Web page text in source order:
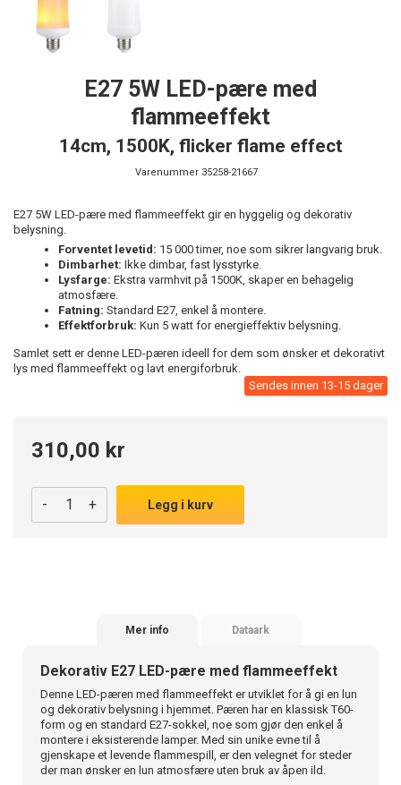
E27 5W LED-pære med
flammeeffekt
14cm, 1500K, flicker flame effect
Varenummer 35258-21667
E27 5W LED-pære med flammeeffekt gir en hyggelig og dekorativ
belysning.
Forventet levetid: 15 000 timer, noe som sikrer langvarig bruk.
Dimbarhet: Ikke dimbar, fast lysstyrke.
Lysfarge: Ekstra varmhvit på 1500K, skaper en behagelig
atmosfære.
Fatning: Standard E27, enkel å montere.
Effektforbruk: Kun 5 watt for energieffektiv belysning.
Samlet sett er denne LED-pæren ideell for dem som ønsker et dekorativt
lys med flammeeffekt og lavt energiforbruk.
Sendes innen 13-15 dager
310,00 kr
- + Legg i kurv
Mer info Dataark
Dekorativ E27 LED-pære med flammeeffekt
Denne LED-pæren med flammeeffekt er utviklet for å gi en lun
og dekorativ belysning i hjemmet. Pæren har en klassisk T60-
form og en standard E27-sokkel, noe som gjør den enkel å
montere i eksisterende lamper. Med sin unike evne til å
gjenskape et levende flammespill, er den velegnet for steder
der man ønsker en lun atmosfære uten bruk av åpen ild.